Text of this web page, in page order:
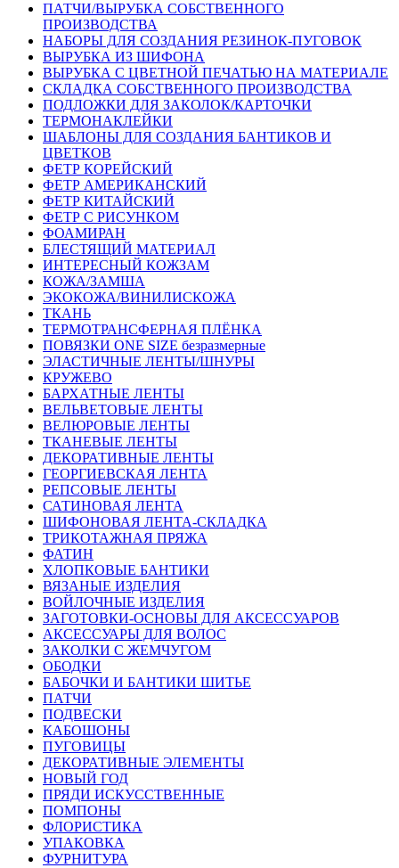
ПАТЧИ/ВЫРУБКА СОБСТВЕННОГО
ПРОИЗВОДСТВА
НАБОРЫ ДЛЯ СОЗДАНИЯ РЕЗИНОК-ПУГОВОК
ВЫРУБКА ИЗ ШИФОНА
ВЫРУБКА С ЦВЕТНОЙ ПЕЧАТЬЮ НА МАТЕРИАЛЕ
СКЛАДКА СОБСТВЕННОГО ПРОИЗВОДСТВА
ПОДЛОЖКИ ДЛЯ ЗАКОЛОК/КАРТОЧКИ
ТЕРМОНАКЛЕЙКИ
ШАБЛОНЫ ДЛЯ СОЗДАНИЯ БАНТИКОВ И
ЦВЕТКОВ
ФЕТР КОРЕЙСКИЙ
ФЕТР АМЕРИКАНСКИЙ
ФЕТР КИТАЙСКИЙ
ФЕТР С РИСУНКОМ
ФОАМИРАН
БЛЕСТЯЩИЙ МАТЕРИАЛ
ИНТЕРЕСНЫЙ КОЖЗАМ
КОЖА/ЗАМША
ЭКОКОЖА/ВИНИЛИСКОЖА
ТКАНЬ
ТЕРМОТРАНСФЕРНАЯ ПЛЁНКА
ПОВЯЗКИ ONE SIZE безразмерные
ЭЛАСТИЧНЫЕ ЛЕНТЫ/ШНУРЫ
КРУЖЕВО
БАРХАТНЫЕ ЛЕНТЫ
ВЕЛЬВЕТОВЫЕ ЛЕНТЫ
ВЕЛЮРОВЫЕ ЛЕНТЫ
ТКАНЕВЫЕ ЛЕНТЫ
ДЕКОРАТИВНЫЕ ЛЕНТЫ
ГЕОРГИЕВСКАЯ ЛЕНТА
РЕПСОВЫЕ ЛЕНТЫ
САТИНОВАЯ ЛЕНТА
ШИФОНОВАЯ ЛЕНТА-СКЛАДКА
ТРИКОТАЖНАЯ ПРЯЖА
ФАТИН
ХЛОПКОВЫЕ БАНТИКИ
ВЯЗАНЫЕ ИЗДЕЛИЯ
ВОЙЛОЧНЫЕ ИЗДЕЛИЯ
ЗАГОТОВКИ-ОСНОВЫ ДЛЯ АКСЕССУАРОВ
АКСЕССУАРЫ ДЛЯ ВОЛОС
ЗАКОЛКИ С ЖЕМЧУГОМ
ОБОДКИ
БАБОЧКИ И БАНТИКИ ШИТЬЕ
ПАТЧИ
ПОДВЕСКИ
КАБОШОНЫ
ПУГОВИЦЫ
ДЕКОРАТИВНЫЕ ЭЛЕМЕНТЫ
НОВЫЙ ГОД
ПРЯДИ ИСКУССТВЕННЫЕ
ПОМПОНЫ
ФЛОРИСТИКА
УПАКОВКА
ФУРНИТУРА